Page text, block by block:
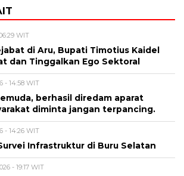
WIT
di Aru, Bupati Timotius Kaidel
dan Tinggalkan Ego Sektoral
- 14:58 WIT
berhasil diredam aparat
diminta jangan terpancing.
- 14:26 WIT
Infrastruktur di Buru Selatan
- 19:17 WIT